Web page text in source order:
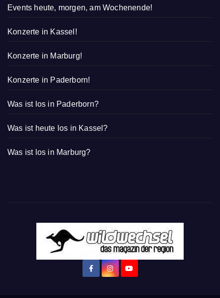
Events heute, morgen, am Wochenende!
Konzerte in Kassel!
Konzerte in Marburg!
Konzerte in Paderborn!
Was ist los in Paderborn?
Was ist heute los in Kassel?
Was ist los in Marburg?